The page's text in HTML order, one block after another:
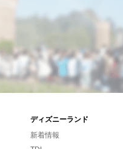
ディズニーランド
新着情報